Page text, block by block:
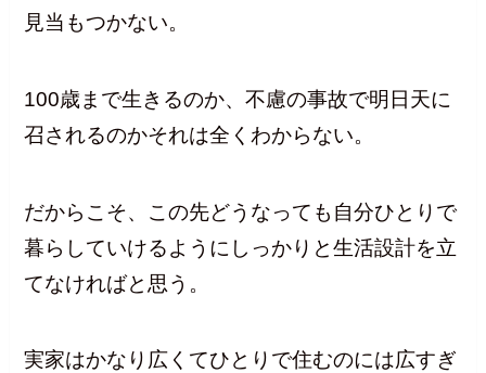
見当もつかない。
100歳まで生きるのか、不慮の事故で明日天に
召されるのかそれは全くわからない。
だからこそ、この先どうなっても自分ひとりで
暮らしていけるようにしっかりと生活設計を立
てなければと思う。
実家はかなり広くてひとりで住むのには広すぎ